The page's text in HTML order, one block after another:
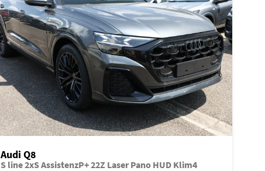
Audi Q8
S line 2xS AssistenzP+ 22Z Laser Pano HUD Klim4